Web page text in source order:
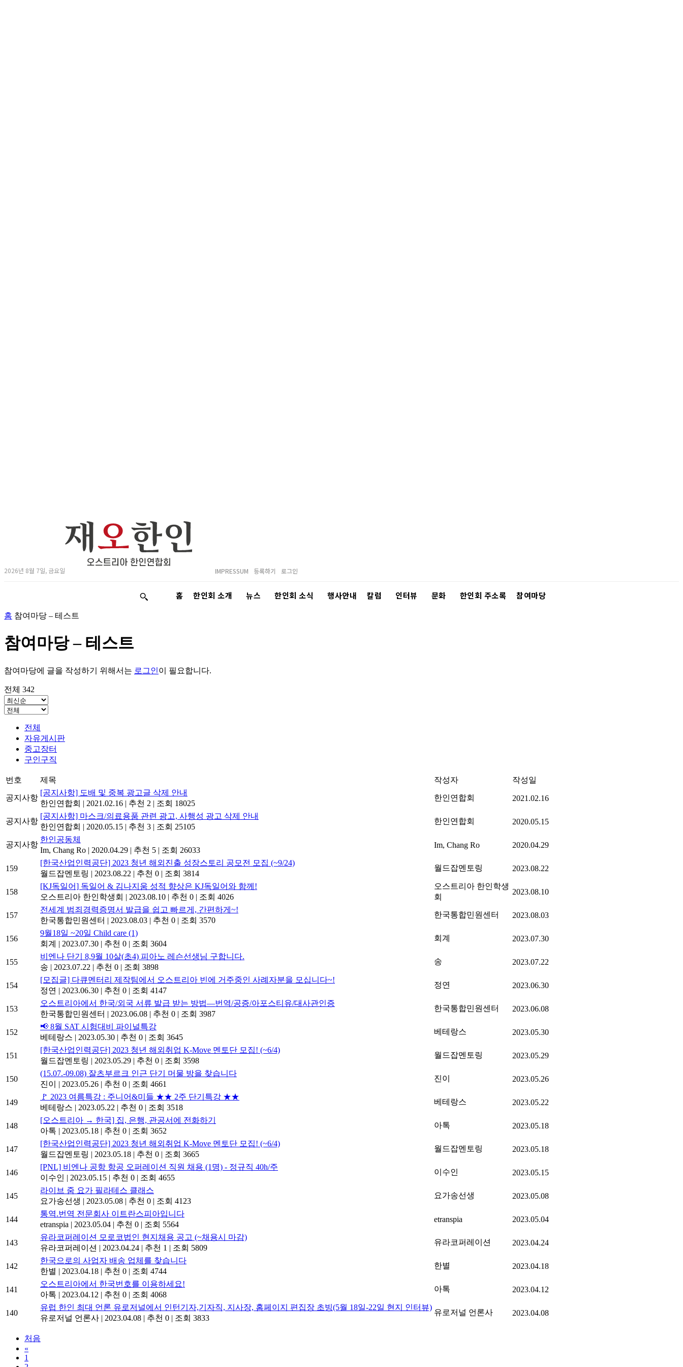
2026년 8월 7일, 금요일 IMPRESSUM 등록하기 로그인
홈 한인회 소개 뉴스 한인회 소식 행사안내 칼럼 인터뷰 문화 한인회 주소록 참여마당
홈 참여마당 – 테스트
참여마당 – 테스트
참여마당에 글을 작성하기 위해서는 로그인이 필요합니다.
전체 342
전체
자유게시판
중고장터
구인구직
번호 제목 작성자 작성일
공지사항
[공지사항] 도배 및 중복 광고글 삭제 안내
한인연합회 | 2021.02.16 | 추천 2 | 조회 18025
한인연합회 2021.02.16
공지사항
[공지사항] 마스크/의료용품 관련 광고, 사행성 광고 삭제 안내
한인연합회 | 2020.05.15 | 추천 3 | 조회 25105
한인연합회 2020.05.15
공지사항
한인공동체
Im, Chang Ro | 2020.04.29 | 추천 5 | 조회 26033
Im, Chang Ro 2020.04.29
159
[한국산업인력공단] 2023 청년 해외진출 성장스토리 공모전 모집 (~9/24)
월드잡멘토링 | 2023.08.22 | 추천 0 | 조회 3814
월드잡멘토링 2023.08.22
158
[KJ독일어] 독일어 & 김나지움 성적 향상은 KJ독일어와 함께!
오스트리아 한인학생회 | 2023.08.10 | 추천 0 | 조회 4026
오스트리아 한인학생
회
2023.08.10
157
전세계 범죄경력증명서 발급을 쉽고 빠르게, 간편하게~!
한국통합민원센터 | 2023.08.03 | 추천 0 | 조회 3570
한국통합민원센터 2023.08.03
156
9월18일 ~20일 Child care (1)
회계 | 2023.07.30 | 추천 0 | 조회 3604
회계 2023.07.30
155
비엔나 단기 8,9월 10살(초4) 피아노 레슨선생님 구합니다.
송 | 2023.07.22 | 추천 0 | 조회 3898
송 2023.07.22
154
[모집글] 다큐멘터리 제작팀에서 오스트리아 빈에 거주중인 사례자분을 모십니다~!
정연 | 2023.06.30 | 추천 0 | 조회 4147
정연 2023.06.30
153
오스트리아에서 한국/외국 서류 발급 받는 방법―번역/공증/아포스티유/대사관인증
한국통합민원센터 | 2023.06.08 | 추천 0 | 조회 3987
한국통합민원센터 2023.06.08
152
📢 8월 SAT 시험대비 파이널특강
베테랑스 | 2023.05.30 | 추천 0 | 조회 3645
베테랑스 2023.05.30
151
[한국산업인력공단] 2023 청년 해외취업 K-Move 멘토단 모집! (~6/4)
월드잡멘토링 | 2023.05.29 | 추천 0 | 조회 3598
월드잡멘토링 2023.05.29
150
(15.07.-09.08) 잘츠부르크 인근 단기 머물 방을 찾습니다
진이
| 2023.05.26 | 추천 0 | 조회 4661
진이 2023.05.26
149
🚩 2023 여름특강 : 주니어&미들 ★★ 2주 단기특강 ★★
베테랑스 | 2023.05.22 | 추천 0 | 조회 3518
베테랑스 2023.05.22
148
[오스트리아 → 한국] 집, 은행, 관공서에 전화하기
아톡 | 2023.05.18 | 추천 0 | 조회 3652
아톡 2023.05.18
147
[한국산업인력공단] 2023 청년 해외취업 K-Move 멘토단 모집! (~6/4)
월드잡멘토링 | 2023.05.18 | 추천 0 | 조회 3665
월드잡멘토링 2023.05.18
146
[PNL] 비엔나 공항 항공 오퍼레이션 직원 채용 (1명) - 정규직 40h/주
이수인 | 2023.05.15 | 추천 0 | 조회 4655
이수인 2023.05.15
145
라이브 줌 요가 필라테스 클래스
요가송선생 | 2023.05.08 | 추천 0 | 조회 4123
요가송선생 2023.05.08
144
통역.번역 전문회사 이트란스피아입니다
etranspia | 2023.05.04 | 추천 0 | 조회 5564
etranspia 2023.05.04
143
유라코퍼레이션 모로코법인 현지채용 공고 (~채용시 마감)
유라코퍼레이션 | 2023.04.24 | 추천 1 | 조회 5809
유라코퍼레이션 2023.04.24
142
한국으로의 사업자 배송 업체를 찾습니다
한별 | 2023.04.18 | 추천 0 | 조회 4744
한별 2023.04.18
141
오스트리아에서 한국번호를 이용하세요!
아톡 | 2023.04.12 | 추천 0 | 조회 4068
아톡 2023.04.12
140
유럽 한인 최대 언론 유로저널에서 인턴기자,기자직, 지사장, 홈페이지 편집장 초빙(5월 18일-22일 현지 인터뷰)
유로저널 언론사 | 2023.04.08 | 추천 0 | 조회 3833
유로저널 언론사 2023.04.08
처음
«
1